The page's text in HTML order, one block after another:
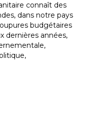
connaît des
dans notre pays
budgétaires
dernières années,